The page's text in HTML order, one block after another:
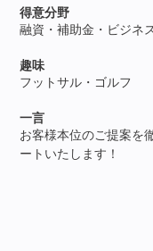
得意分野
融資・補助金・ビジネ
趣味
フットサル・ゴルフ
一言
お客様本位のご提案を
ートいたします！